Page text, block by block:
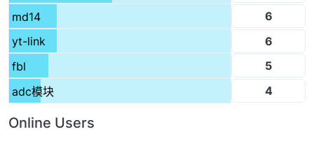
md14
6
yt-link
6
fbl
5
adc模块
4
Online Users